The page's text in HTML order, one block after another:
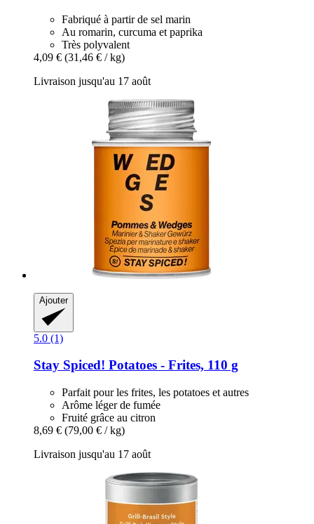
Fabriqué à partir de sel marin
Au romarin, curcuma et paprika
Très polyvalent
4,09 € (31,46 € / kg)
Livraison jusqu'au 17 août
Ajouter
5.0 (1)
Stay Spiced! Potatoes -​ Frites, 110 g
Parfait pour les frites, les potatoes et autres
Arôme léger de fumée
Fruité grâce au citron
8,69 € (79,00 € / kg)
Livraison jusqu'au 17 août